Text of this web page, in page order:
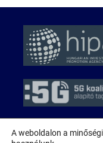
A weboldalon a